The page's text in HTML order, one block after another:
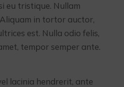
eu tristique. Nullam
in tortor auctor,
est. Nulla odio felis,
tempor semper ante.
lacinia hendrerit, ante